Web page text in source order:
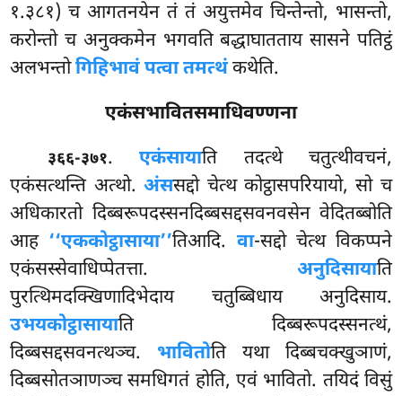
१.३८१) च आगतनयेन तं तं अयुत्तमेव चिन्तेन्तो, भासन्तो,
करोन्तो च अनुक्कमेन भगवति बद्धाघातताय सासने पतिट्ठं
अलभन्तोगिहिभावं पत्वा तमत्थंकथेति.
एकंसभावितसमाधिवण्णना
३६६-३७१.एकंसायाति तदत्थे चतुत्थीवचनं,
एकंसत्थन्ति अत्थो.अंससद्दो चेत्थ कोट्ठासपरियायो, सो च
अधिकारतो दिब्बरूपदस्सनदिब्बसद्दसवनवसेन वेदितब्बोति
आह ‘‘एककोट्ठासाया’’तिआदि. वा-सद्दो चेत्थ विकप्पने
एकंसस्सेवाधिप्पेतत्ता. अनुदिसायाति
पुरत्थिमदक्खिणादिभेदाय चतुब्बिधाय अनुदिसाय.
उभयकोट्ठासायाति दिब्बरूपदस्सनत्थं,
दिब्बसद्दसवनत्थञ्च. भावितोति यथा दिब्बचक्खुञाणं,
दिब्बसोतञाणञ्च समधिगतं होति, एवं भावितो. तयिदं विसुं